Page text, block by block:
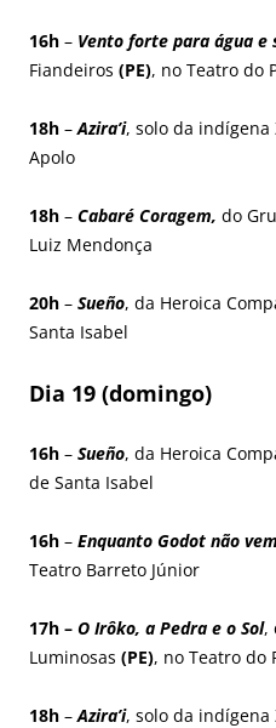
16h – Vento forte para água e
Fiandeiros (PE), no Teatro do
18h –Azira’i, solo da indígena
Apolo
18h – Cabaré Coragem, do
Luiz Mendonça
20h – Sueño, da Heroica
Santa Isabel
Dia 19 (domingo)
16h – Sueño, da Heroica
de Santa Isabel
16h – Enquanto Godot não vem
Teatro Barreto Júnior
17h – O Irôko, a Pedra e o Sol,
Luminosas (PE), no Teatro do
18h –Azira’i, solo da indígena